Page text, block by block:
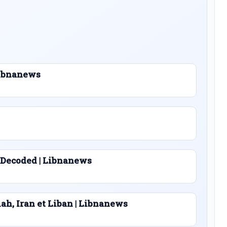
| Libnanews
Iran et Liban | Libnanews